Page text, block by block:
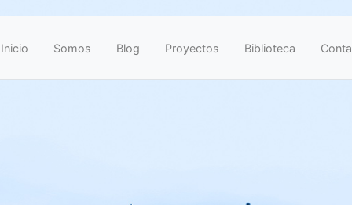
Inicio Somos Blog Proyectos Biblioteca